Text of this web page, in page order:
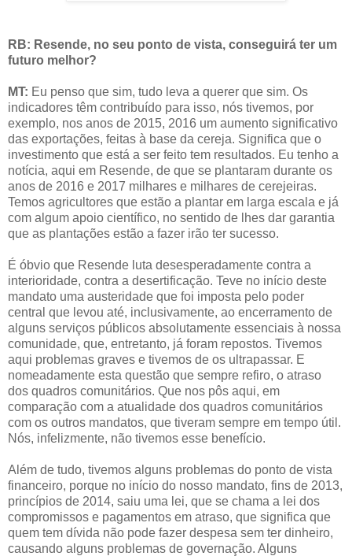
RB: Resende, no seu ponto de vista, conseguirá ter um
futuro melhor?
MT: Eu penso que sim, tudo leva a querer que sim. Os
indicadores têm contribuído para isso, nós tivemos, por
exemplo, nos anos de 2015, 2016 um aumento significativo
das exportações, feitas à base da cereja. Significa que o
investimento que está a ser feito tem resultados. Eu tenho a
notícia, aqui em Resende, de que se plantaram durante os
anos de 2016 e 2017 milhares e milhares de cerejeiras.
Temos agricultores que estão a plantar em larga escala e já
com algum apoio científico, no sentido de lhes dar garantia
que as plantações estão a fazer irão ter sucesso.
É óbvio que Resende luta desesperadamente contra a
interioridade, contra a desertificação. Teve no início deste
mandato uma austeridade que foi imposta pelo poder
central que levou até, inclusivamente, ao encerramento de
alguns serviços públicos absolutamente essenciais à nossa
comunidade, que, entretanto, já foram repostos. Tivemos
aqui problemas graves e tivemos de os ultrapassar. E
nomeadamente esta questão que sempre refiro, o atraso
dos quadros comunitários. Que nos pôs aqui, em
comparação com a atualidade dos quadros comunitários
com os outros mandatos, que tiveram sempre em tempo útil.
Nós, infelizmente, não tivemos esse benefício.
Além de tudo, tivemos alguns problemas do ponto de vista
financeiro, porque no início do nosso mandato, fins de 2013,
princípios de 2014, saiu uma lei, que se chama a lei dos
compromissos e pagamentos em atraso, que significa que
quem tem dívida não pode fazer despesa sem ter dinheiro,
causando alguns problemas de governação. Alguns